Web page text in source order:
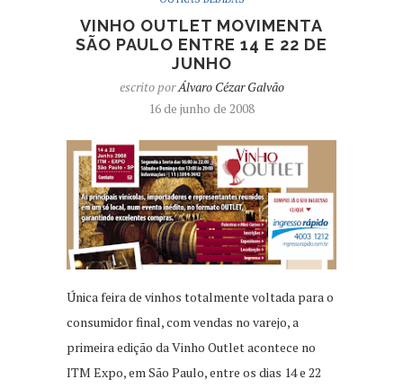
VINHO OUTLET MOVIMENTA
SÃO PAULO ENTRE 14 E 22 DE
JUNHO
escrito porÁlvaro Cézar Galvão
16 de junho de 2008
Única feira de vinhos totalmente voltada para o
consumidor final, com vendas no varejo, a
primeira edição da Vinho Outlet acontece no
ITM Expo, em São Paulo, entre os dias 14 e 22